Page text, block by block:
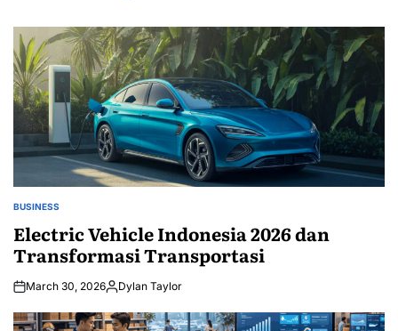
POSTED
BUSINESS
Electric Vehicle Indonesia 2026 dan
Transformasi Transportasi
March 30, 2026Posted
Dylan Taylor